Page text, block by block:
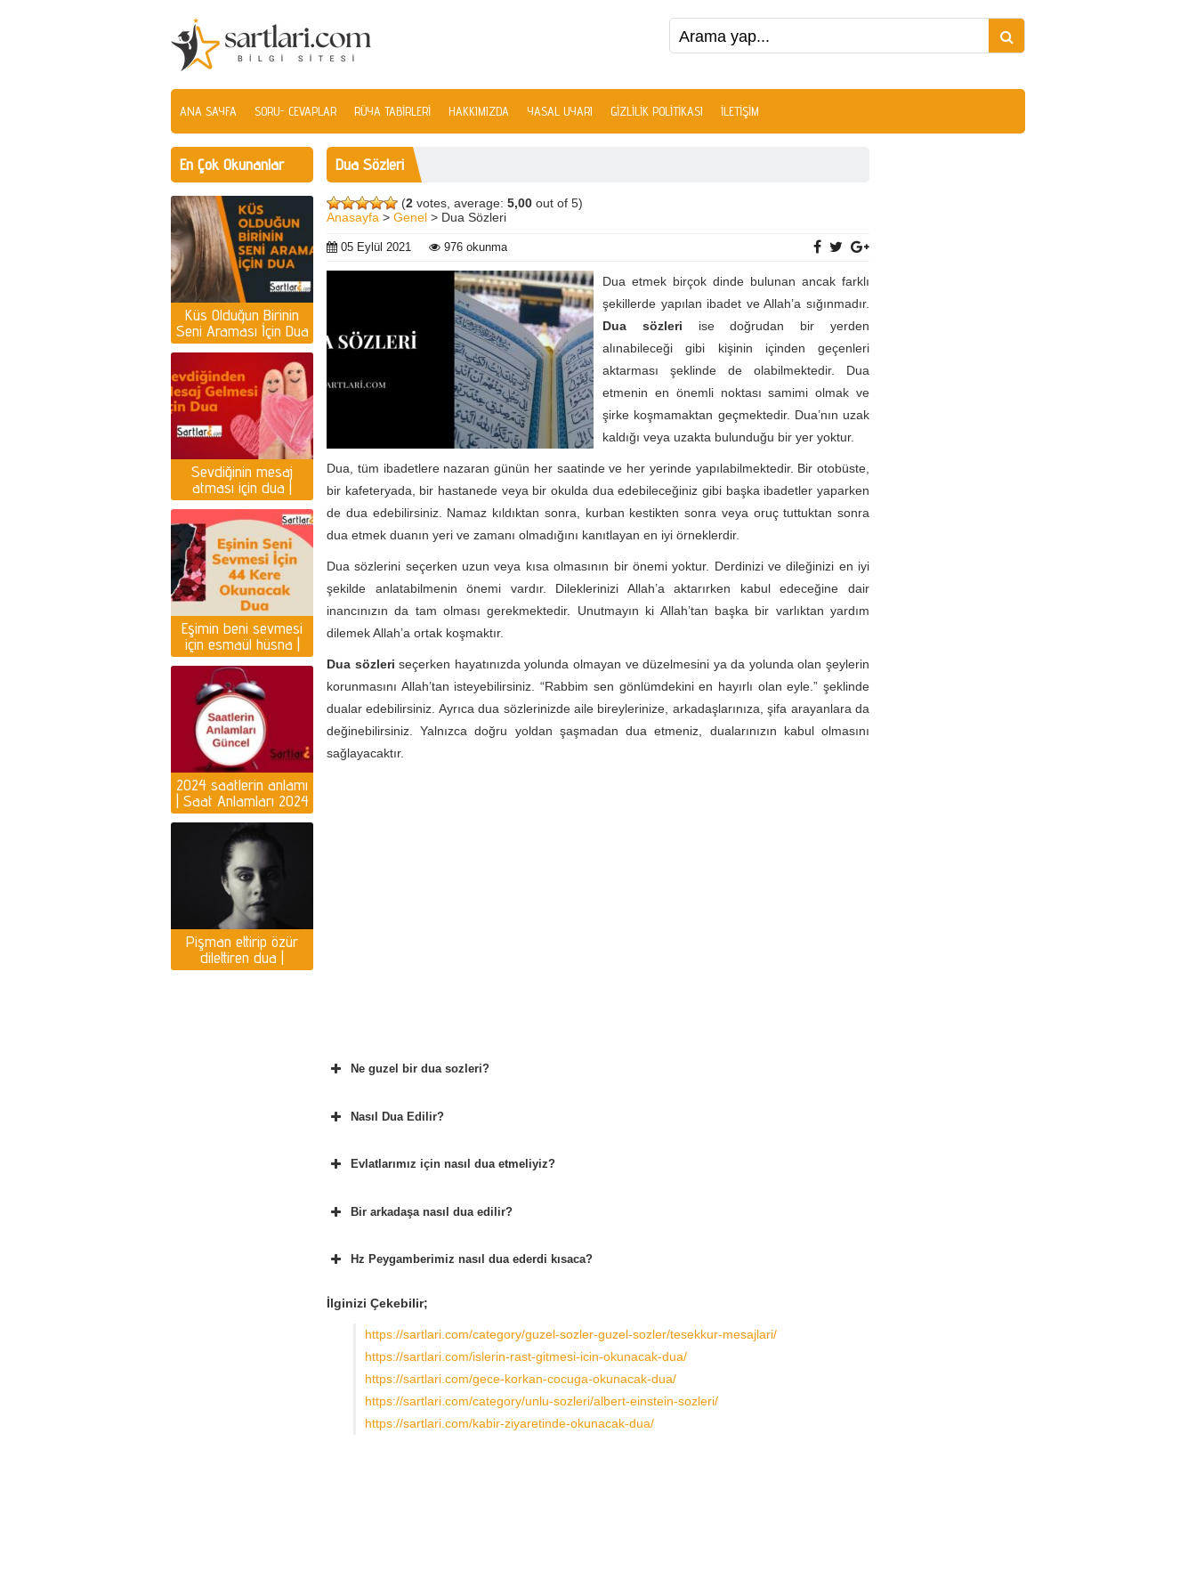
ANA SAYFA SORU- CEVAPLAR RÜYA TABIRLERI HAKKIMIZDA YASAL UYARI GIZLILIK POLITIKASI İLETIŞIM
Dua Sözleri
(2 votes, average:5,00 out of 5)
Anasayfa >Genel > Dua Sözleri
05 Eylül 2021 976 okunma
Dua etmek birçok dinde bulunan ancak farklı
şekillerde yapılan ibadet ve Allah’a sığınmadır.
Dua sözleri ise doğrudan bir yerden
alınabileceği gibi kişinin içinden geçenleri
aktarması şeklinde de olabilmektedir. Dua
etmenin en önemli noktası samimi olmak ve
şirke koşmamaktan geçmektedir. Dua’nın uzak
kaldığı veya uzakta bulunduğu bir yer yoktur.
Dua, tüm ibadetlere nazaran günün her saatinde ve her yerinde yapılabilmektedir. Bir otobüste,
bir kafeteryada, bir hastanede veya bir okulda dua edebileceğiniz gibi başka ibadetler yaparken
de dua edebilirsiniz. Namaz kıldıktan sonra, kurban kestikten sonra veya oruç tuttuktan sonra
dua etmek duanın yeri ve zamanı olmadığını kanıtlayan en iyi örneklerdir.
Dua sözlerini seçerken uzun veya kısa olmasının bir önemi yoktur. Derdinizi ve dileğinizi en iyi
şekilde anlatabilmenin önemi vardır. Dileklerinizi Allah’a aktarırken kabul edeceğine dair
inancınızın da tam olması gerekmektedir. Unutmayın ki Allah’tan başka bir varlıktan yardım
dilemek Allah’a ortak koşmaktır.
Dua sözleri seçerken hayatınızda yolunda olmayan ve düzelmesini ya da yolunda olan şeylerin
korunmasını Allah’tan isteyebilirsiniz. “Rabbim sen gönlümdekini en hayırlı olan eyle.” şeklinde
dualar edebilirsiniz. Ayrıca dua sözlerinizde aile bireylerinize, arkadaşlarınıza, şifa arayanlara da
değinebilirsiniz. Yalnızca doğru yoldan şaşmadan dua etmeniz, dualarınızın kabul olmasını
sağlayacaktır.
Ne guzel bir dua sozleri?
Nasıl Dua Edilir?
Evlatlarımız için nasıl dua etmeliyiz?
Bir arkadaşa nasıl dua edilir?
Hz Peygamberimiz nasıl dua ederdi kısaca?
İlginizi Çekebilir;
https://sartlari.com/category/guzel-sozler-guzel-sozler/tesekkur-mesajlari/
https://sartlari.com/islerin-rast-gitmesi-icin-okunacak-dua/
https://sartlari.com/gece-korkan-cocuga-okunacak-dua/
https://sartlari.com/category/unlu-sozleri/albert-einstein-sozleri/
https://sartlari.com/kabir-ziyaretinde-okunacak-dua/
En Çok Okunanlar
Küs Olduğun Birinin
Seni Araması İçin Dua
| Küs olan kişiyi
ayağına getirmek için
dua
Sevdiğinin mesaj
atması için dua |
Yazması için dua
Eşimin beni sevmesi
için esmaül hüsna |
Eşin seni sevmesi için
dua
2024 saatlerin anlamı
| Saat Anlamları 2024
Yılı Yorumlar
Pişman ettirip özür
dilettiren dua |
Pişmanlık duası var